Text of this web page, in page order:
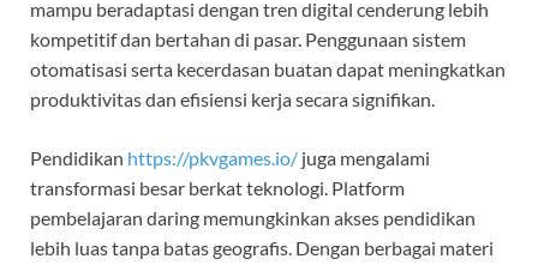
mampu beradaptasi dengan tren digital cenderung lebih
kompetitif dan bertahan di pasar. Penggunaan sistem
otomatisasi serta kecerdasan buatan dapat meningkatkan
produktivitas dan efisiensi kerja secara signifikan.
Pendidikan https://pkvgames.io/ juga mengalami
transformasi besar berkat teknologi. Platform
pembelajaran daring memungkinkan akses pendidikan
lebih luas tanpa batas geografis. Dengan berbagai materi